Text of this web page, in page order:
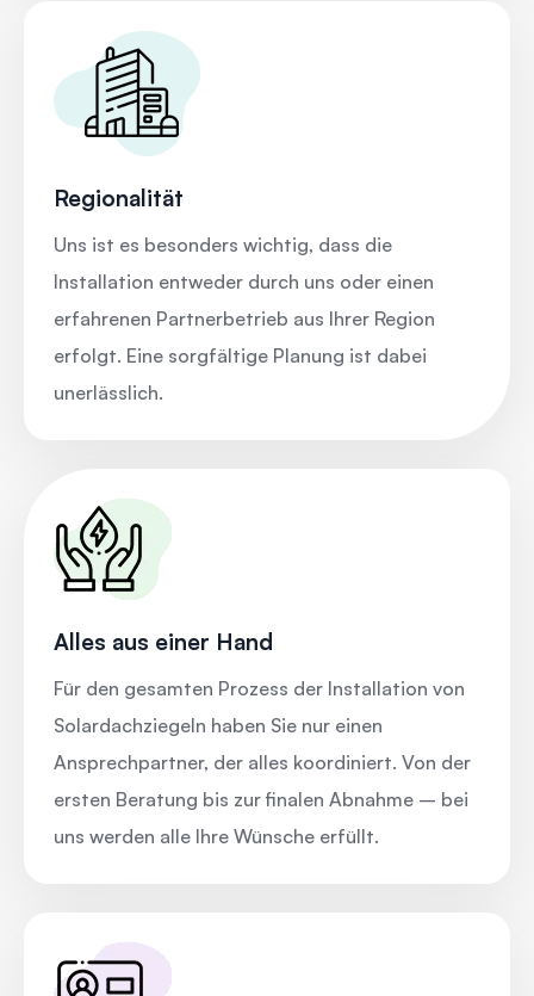
Regionalität
Uns ist es besonders wichtig, dass die
Installation entweder durch uns oder einen
erfahrenen Partnerbetrieb aus Ihrer Region
erfolgt. Eine sorgfältige Planung ist dabei
unerlässlich.
Alles aus einer Hand
Für den gesamten Prozess der Installation von
Solardachziegeln haben Sie nur einen
Ansprechpartner, der alles koordiniert. Von der
ersten Beratung bis zur finalen Abnahme – bei
uns werden alle Ihre Wünsche erfüllt.